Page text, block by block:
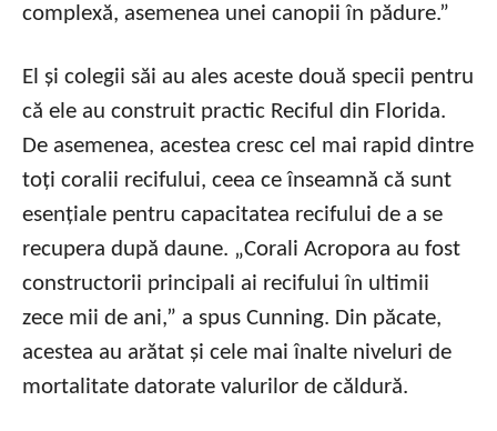
complexă, asemenea unei canopii în pădure.”
El și colegii săi au ales aceste două specii pentru
că ele au construit practic Reciful din Florida.
De asemenea, acestea cresc cel mai rapid dintre
toți coralii recifului, ceea ce înseamnă că sunt
esențiale pentru capacitatea recifului de a se
recupera după daune. „Corali Acropora au fost
constructorii principali ai recifului în ultimii
zece mii de ani,” a spus Cunning. Din păcate,
acestea au arătat și cele mai înalte niveluri de
mortalitate datorate valurilor de căldură.